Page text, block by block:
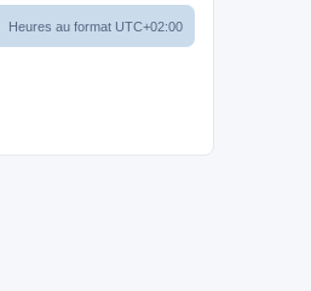
Heures au format UTC+02:00